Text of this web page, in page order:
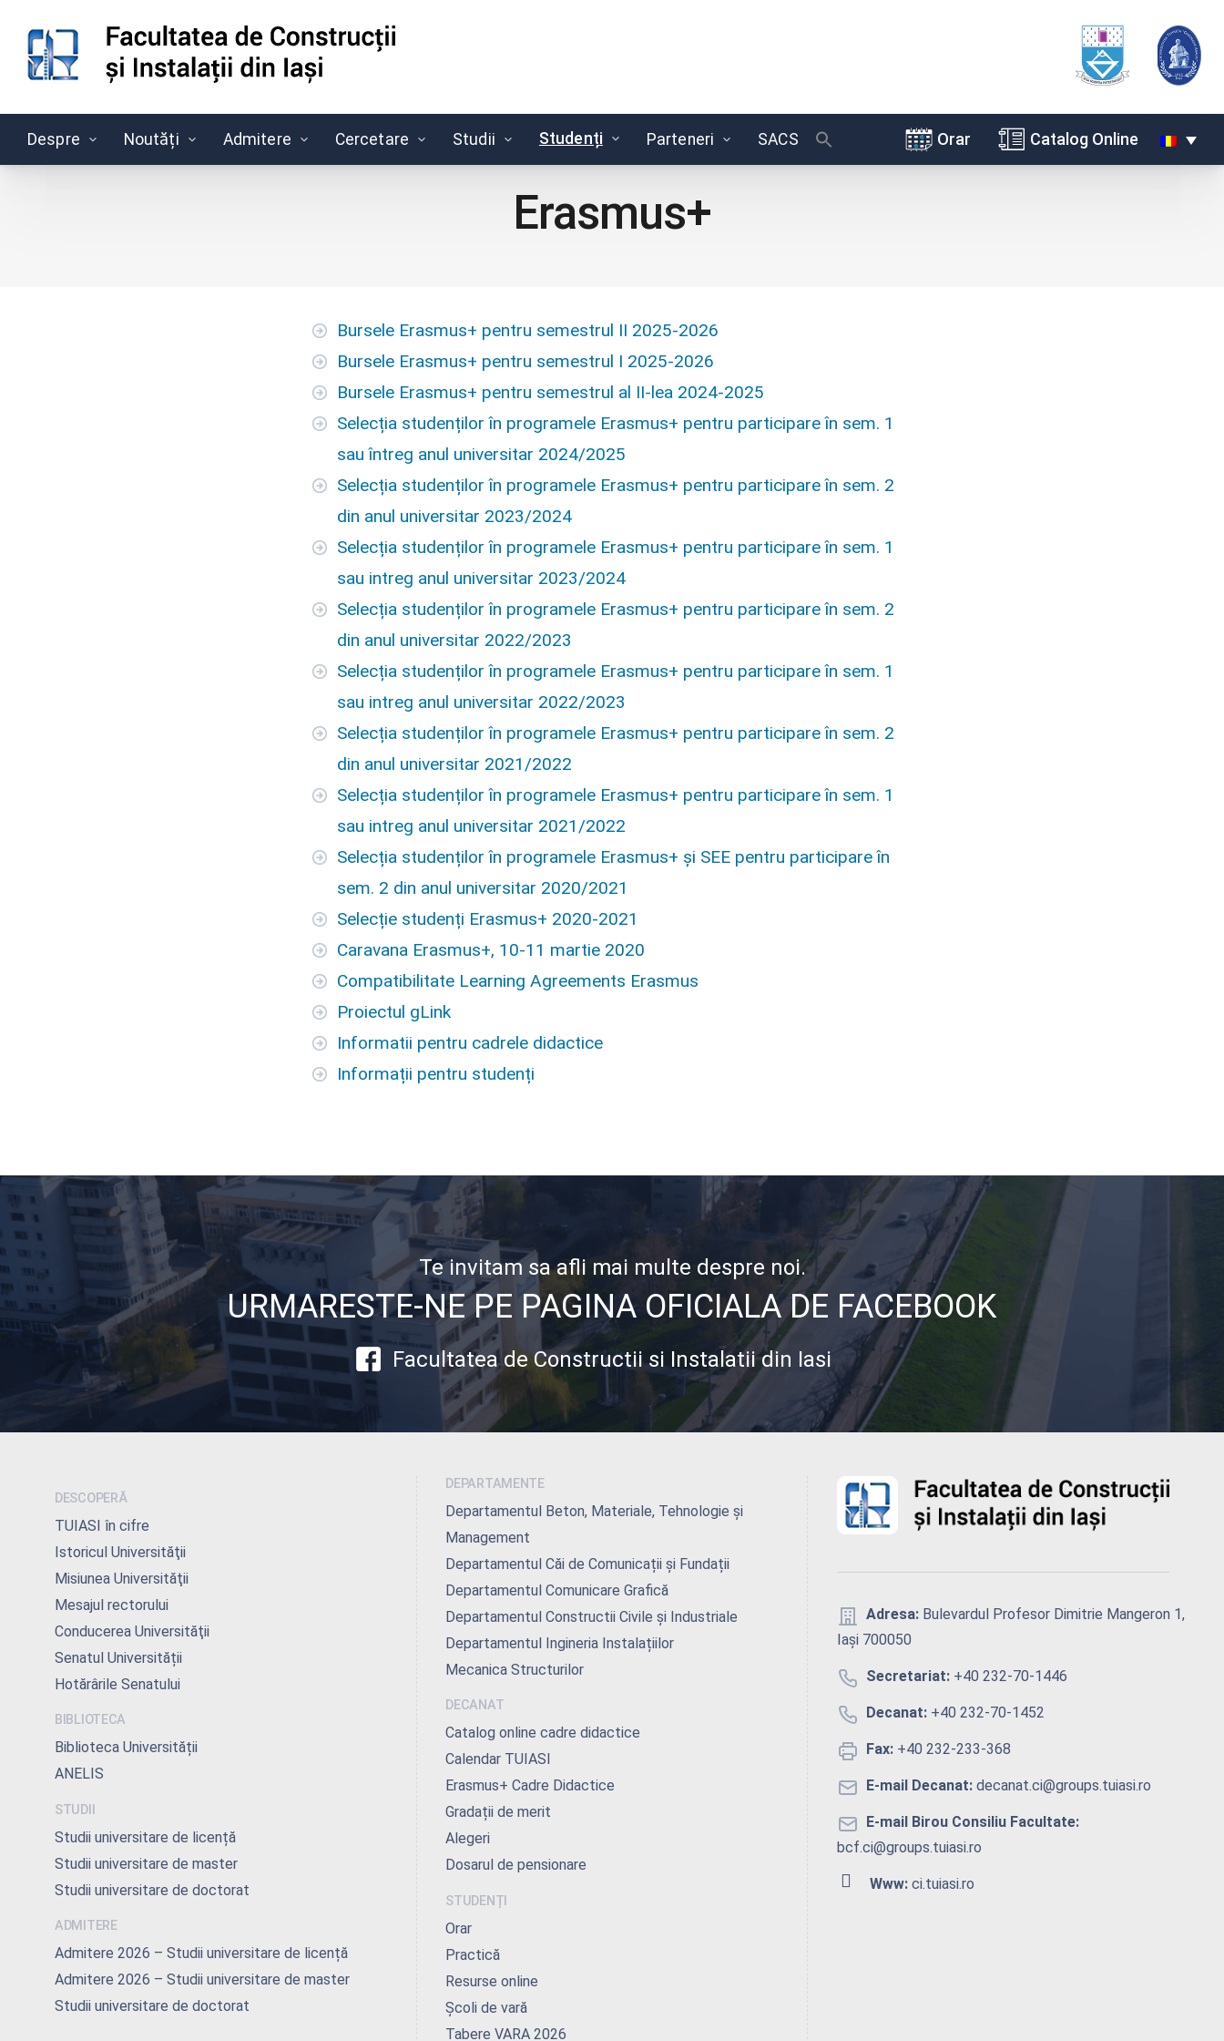
Despre Noutăți Admitere Cercetare Studii Studenți Parteneri SACS Orar Catalog Online
Erasmus+
Bursele Erasmus+ pentru semestrul II 2025-2026
Bursele Erasmus+ pentru semestrul I 2025-2026
Bursele Erasmus+ pentru semestrul al II-lea 2024-2025
Selecția studenților în programele Erasmus+ pentru participare în sem. 1
sau întreg anul universitar 2024/2025
Selecția studenților în programele Erasmus+ pentru participare în sem. 2
din anul universitar 2023/2024
Selecția studenților în programele Erasmus+ pentru participare în sem. 1
sau intreg anul universitar 2023/2024
Selecția studenților în programele Erasmus+ pentru participare în sem. 2
din anul universitar 2022/2023
Selecția studenților în programele Erasmus+ pentru participare în sem. 1
sau intreg anul universitar 2022/2023
Selecția studenților în programele Erasmus+ pentru participare în sem. 2
din anul universitar 2021/2022
Selecția studenților în programele Erasmus+ pentru participare în sem. 1
sau intreg anul universitar 2021/2022
Selecția studenților în programele Erasmus+ și SEE pentru participare în
sem. 2 din anul universitar 2020/2021
Selecție studenți Erasmus+ 2020-2021
Caravana Erasmus+, 10-11 martie 2020
Compatibilitate Learning Agreements Erasmus
Proiectul gLink
Informatii pentru cadrele didactice
Informații pentru studenți
Te invitam sa afli mai multe despre noi.
URMARESTE-NE PE PAGINA OFICIALA DE FACEBOOK
Facultatea de Constructii si Instalatii din Iasi
DESCOPERĂ
TUIASI în cifre
Istoricul Universităţii
Misiunea Universităţii
Mesajul rectorului
Conducerea Universităţii
Senatul Universității
Hotărârile Senatului
BIBLIOTECA
Biblioteca Universității
ANELIS
STUDII
Studii universitare de licență
Studii universitare de master
Studii universitare de doctorat
ADMITERE
Admitere 2026 – Studii universitare de licență
Admitere 2026 – Studii universitare de master
Studii universitare de doctorat
DEPARTAMENTE
Departamentul Beton, Materiale, Tehnologie și
Management
Departamentul Căi de Comunicații și Fundații
Departamentul Comunicare Grafică
Departamentul Constructii Civile și Industriale
Departamentul Ingineria Instalațiilor
Mecanica Structurilor
DECANAT
Catalog online cadre didactice
Calendar TUIASI
Erasmus+ Cadre Didactice
Gradații de merit
Alegeri
Dosarul de pensionare
STUDENȚI
Orar
Practică
Resurse online
Școli de vară
Tabere VARA 2026
Adresa:Bulevardul Profesor Dimitrie Mangeron 1,
Iași 700050
Secretariat:+40 232-70-1446
Decanat:+40 232-70-1452
Fax:+40 232-233-368
E-mail Decanat:decanat.ci@groups.tuiasi.ro
E-mail Birou Consiliu Facultate:
bcf.ci@groups.tuiasi.ro
Www: ci.tuiasi.ro